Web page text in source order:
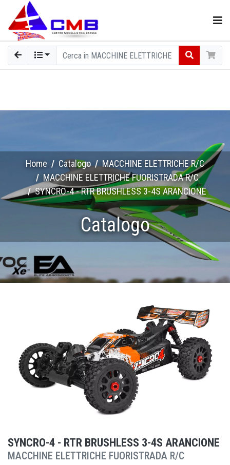
Home Catalogo
MACCHINE ELETTRICHE R/C
MACCHINE ELETTRICHE FUORISTRADA R/C
SYNCRO-4 - RTR BRUSHLESS 3-4S ARANCIONE
Catalogo
SYNCRO-4 - RTR BRUSHLESS 3-4S ARANCIONE
MACCHINE ELETTRICHE FUORISTRADA R/C